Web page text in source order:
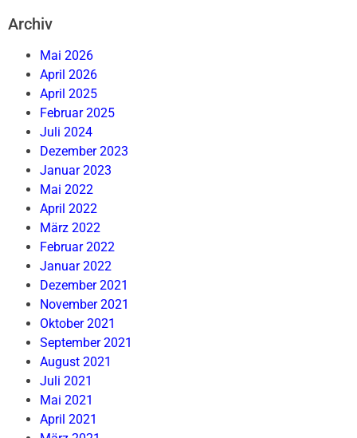
Archiv
Mai 2026
April 2026
April 2025
Februar 2025
Juli 2024
Dezember 2023
Januar 2023
Mai 2022
April 2022
März 2022
Februar 2022
Januar 2022
Dezember 2021
November 2021
Oktober 2021
September 2021
August 2021
Juli 2021
Mai 2021
April 2021